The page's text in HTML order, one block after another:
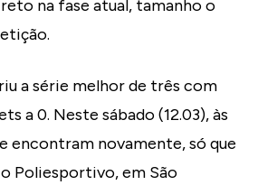
na fase atual, tamanho o
a série melhor de três com
a 0. Neste sábado (12.03), às
encontram novamente, só que
Poliesportivo, em São